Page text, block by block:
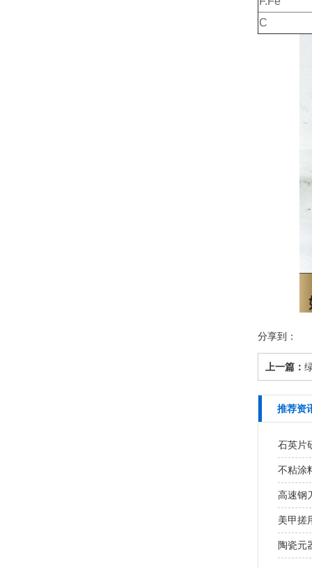
C
分享到：
上一篇：
推荐资
石英片
不粘涂
高速钢
美甲搓
陶瓷元